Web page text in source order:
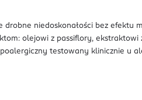
niedoskonałości bez efektu
olejowi z passiflory, ekstraktowi
testowany klinicznie u